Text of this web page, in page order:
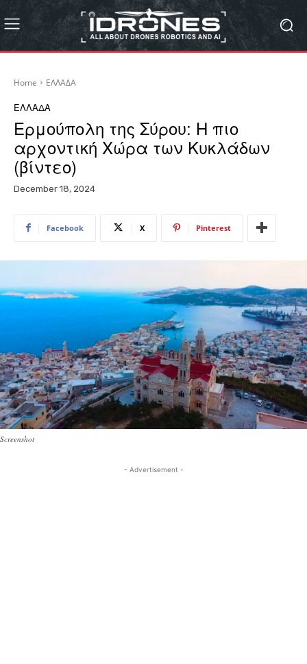
Home ΕΛΛΑΔΑ
ΕΛΛΑΔΑ
Ερμούπολη της Σύρου: Η πιο
αρχοντική Χώρα των Κυκλάδων
(βίντεο)
December 18, 2024
Facebook X Pinterest
Screenshot
- Advertisement -